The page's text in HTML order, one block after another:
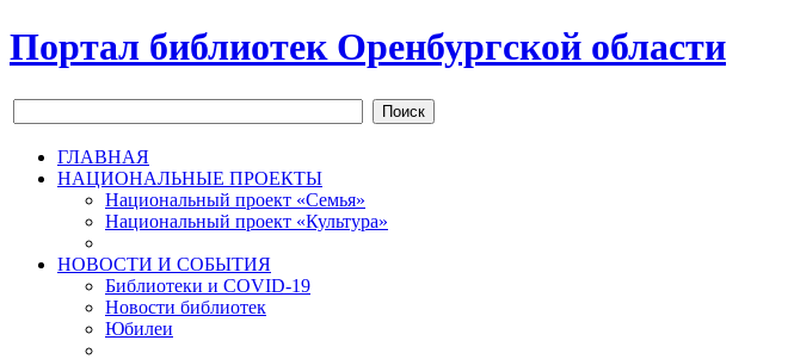
Портал библиотек Оренбургской области
Поиск
ГЛАВНАЯ
НАЦИОНАЛЬНЫЕ ПРОЕКТЫ
Национальный проект «Семья»
Национальный проект «Культура»
НОВОСТИ И СОБЫТИЯ
Библиотеки и COVID-19
Новости библиотек
Юбилеи